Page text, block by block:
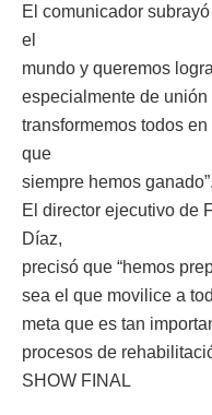
El comunicador
el
mundo y queremos
especialmente de
transformemos todos
que
siempre hemos ganado”.
El director ejecutivo de
Díaz,
precisó que “hemos
sea el que movilice a
meta que es tan
procesos de
SHOW FINAL